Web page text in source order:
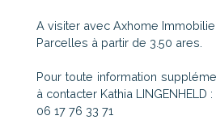
A visiter avec Axhome
Parcelles à partir de 3.50 ares.
Pour toute information
à contacter Kathia LINGENHELD :
06 17 76 33 71